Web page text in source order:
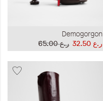
Demogorgon
ر.ع 65.00
ر.ع 32.50